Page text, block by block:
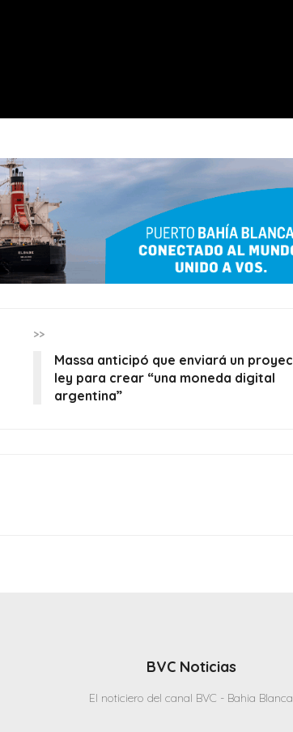
>>
Massa anticipó que enviará un
ley para crear “una moneda digital
argentina”
BVC Noticias
El noticiero del canal BVC - Bahia Blanca